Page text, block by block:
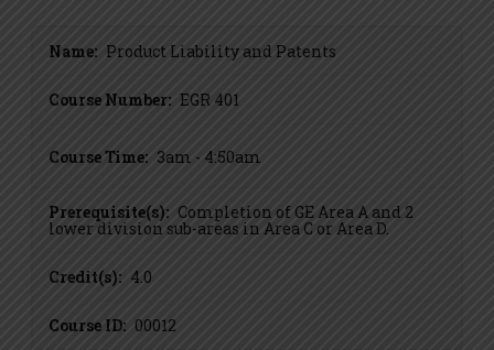
Name: Product Liability and Patents
Course Number: EGR 401
Course Time: 3am - 4:50am
Prerequisite(s): Completion of GE Area A and 2
lower division sub-areas in Area C or Area D.
Credit(s): 4.0
Course ID: 00012